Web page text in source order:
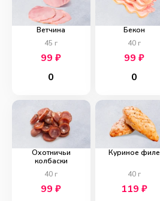
Ветчина
45 г
99₽
0
Бекон
40г
99 ₽
0
Охотничьи
колбаски
40 г
99₽
Куриное филе
40г
119 ₽